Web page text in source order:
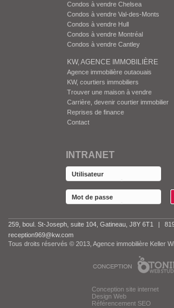
Condos à vendre Chelsea
Condos à vendre Val-des-Monts
Condos à vendre Hull
Condos à vendre Montréal
Condos à vendre Cantley
KW, AGENCE IMMOBILIÈRE
Agence immobilière outaouais
KW, courtiers immobiliers
Trouver une maison à vendre
Carrière, devenir courtier immobilier
Reprises de finance
Contact
INTRANET
259, boul. St-Joseph, suite 104, Gatineau, J8Y 6T1 |
reception969@kw.com
Tous droits réservés © 2013, Agence immobilière Keller
Conception site internet
Design Web
Référencement SEO